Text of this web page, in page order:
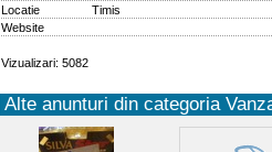
Locatie
Timis
Website
Vizualizari: 5082
Alte anunturi din categoria